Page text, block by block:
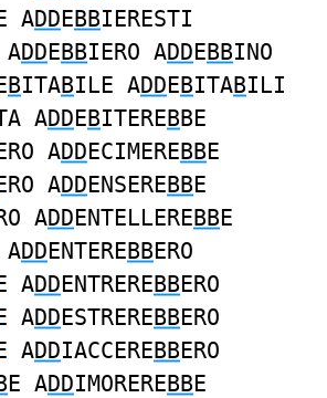
ADDEBBIERESTI
ADDEBBIERO ADDEBBINO
BITABILE ADDEBITABILI
ADDEBITEREBBE
ADDECIMEREBBE
ADDENSEREBBE
ADDENTELLEREBBE
ADDENTEREBBERO
ADDENTREREBBERO
ADDESTREREBBERO
ADDIACCEREBBERO
E ADDIMOREREBBE